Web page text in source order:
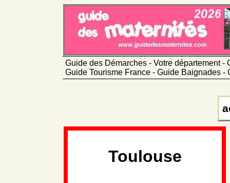
Guide des Démarches - Votre département
Guide Tourisme France - Guide Baignades
Toulouse